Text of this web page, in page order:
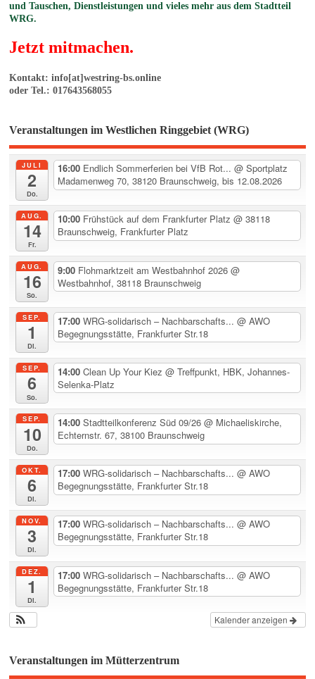
und Tauschen, Dienstleistungen und vieles mehr aus dem Stadtteil
WRG.
Jetzt mitmachen.
Kontakt: info[at]westring-bs.online
oder Tel.: 017643568055
Veranstaltungen im Westlichen Ringgebiet (WRG)
JULI
2
Do.
16:00 Endlich Sommerferien bei VfB Rot...@ Sportplatz
Madamenweg 70, 38120 Braunschweig, bis 12.08.2026
AUG.
14
Fr.
10:00 Frühstück auf dem Frankfurter Platz@ 38118
Braunschweig, Frankfurter Platz
AUG.
16
So.
9:00 Flohmarktzeit am Westbahnhof 2026@
Westbahnhof, 38118 Braunschweig
SEP.
1
Di.
17:00WRG-solidarisch – Nachbarschafts...@ AWO
Begegnungsstätte, Frankfurter Str.18
SEP.
6
So.
14:00Clean Up Your Kiez@ Treffpunkt, HBK, Johannes-
Selenka-Platz
SEP.
10
Do.
14:00Stadtteilkonferenz Süd 09/26@ Michaeliskirche,
Echternstr. 67, 38100 Braunschweig
OKT.
6
Di.
17:00WRG-solidarisch – Nachbarschafts...@ AWO
Begegnungsstätte, Frankfurter Str.18
NOV.
3
Di.
17:00WRG-solidarisch – Nachbarschafts...@ AWO
Begegnungsstätte, Frankfurter Str.18
DEZ.
1
Di.
17:00WRG-solidarisch – Nachbarschafts...@ AWO
Begegnungsstätte, Frankfurter Str.18
Kalender anzeigen
Veranstaltungen im Mütterzentrum